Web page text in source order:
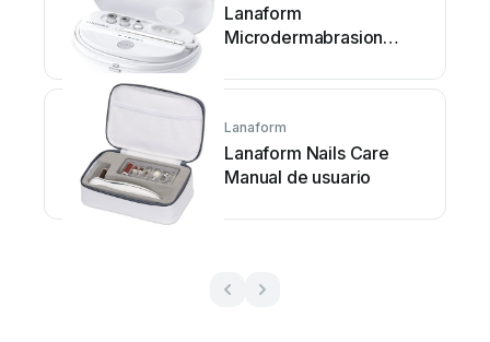
Lanaform
Microdermabrasion
Lanaform
Lanaform Nails Care
Manual de usuario